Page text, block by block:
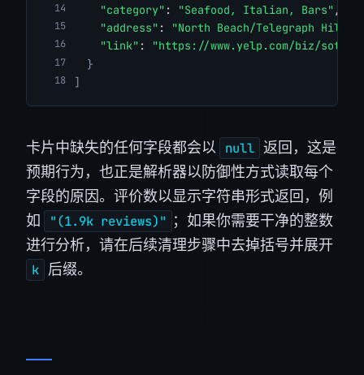
"category" : "Seafood, Italian, Bars" ,
"address" : "North Beach/Telegraph Hill"
"link" :
"https://www.yelp.com/biz/sotto-
}
]
卡片中缺失的任何字段都会以 null 返回，这是
预期行为，也正是解析器以防御性方式读取每个
字段的原因。评价数以显示字符串形式返回，例
如
"(1.9k reviews)" ；如果你需要干净的整数
进行分析，请在后续清理步骤中去掉括号并展开
k 后缀。